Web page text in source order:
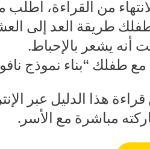
من القراءة،
طريقة العد إلى
أنه يشعر بالإحباط.
طفلك “بناء نموذج
هذا الدليل عبر
مباشرة مع الأسر.